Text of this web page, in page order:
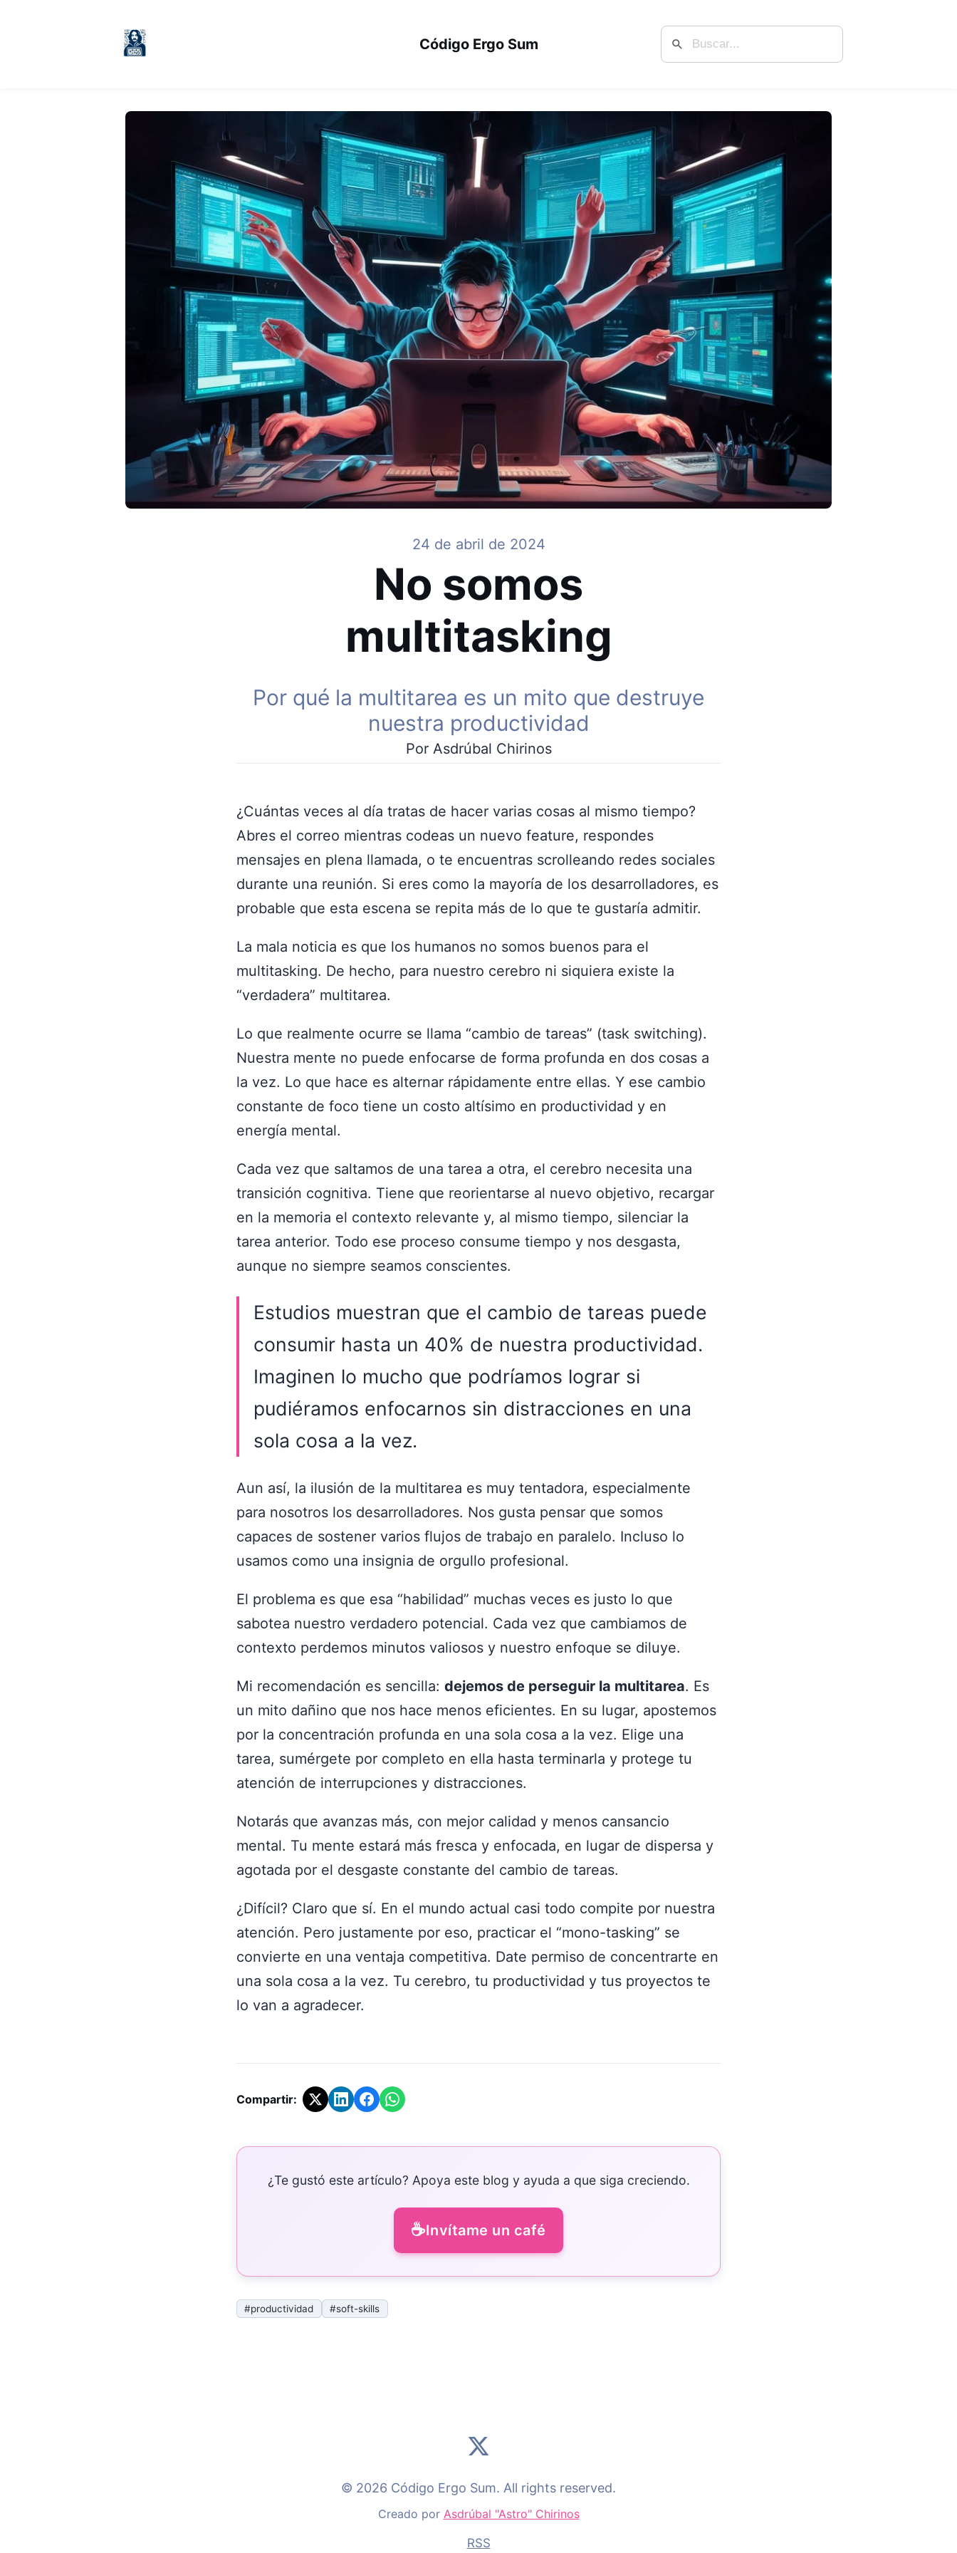
Código Ergo Sum
24 de abril de 2024
No somos
multitasking
Por qué la multitarea es un mito que destruye
nuestra productividad
Por Asdrúbal Chirinos
¿Cuántas veces al día tratas de hacer varias cosas al mismo tiempo?
Abres el correo mientras codeas un nuevo feature, respondes
mensajes en plena llamada, o te encuentras scrolleando redes sociales
durante una reunión. Si eres como la mayoría de los desarrolladores, es
probable que esta escena se repita más de lo que te gustaría admitir.
La mala noticia es que los humanos no somos buenos para el
multitasking. De hecho, para nuestro cerebro ni siquiera existe la
“verdadera” multitarea.
Lo que realmente ocurre se llama “cambio de tareas” (task switching).
Nuestra mente no puede enfocarse de forma profunda en dos cosas a
la vez. Lo que hace es alternar rápidamente entre ellas. Y ese cambio
constante de foco tiene un costo altísimo en productividad y en
energía mental.
Cada vez que saltamos de una tarea a otra, el cerebro necesita una
transición cognitiva. Tiene que reorientarse al nuevo objetivo, recargar
en la memoria el contexto relevante y, al mismo tiempo, silenciar la
tarea anterior. Todo ese proceso consume tiempo y nos desgasta,
aunque no siempre seamos conscientes.
Estudios muestran que el cambio de tareas puede
consumir hasta un 40% de nuestra productividad.
Imaginen lo mucho que podríamos lograr si
pudiéramos enfocarnos sin distracciones en una
sola cosa a la vez.
Aun así, la ilusión de la multitarea es muy tentadora, especialmente
para nosotros los desarrolladores. Nos gusta pensar que somos
capaces de sostener varios flujos de trabajo en paralelo. Incluso lo
usamos como una insignia de orgullo profesional.
El problema es que esa “habilidad” muchas veces es justo lo que
sabotea nuestro verdadero potencial. Cada vez que cambiamos de
contexto perdemos minutos valiosos y nuestro enfoque se diluye.
Mi recomendación es sencilla: dejemos de perseguir la multitarea. Es
un mito dañino que nos hace menos eficientes. En su lugar, apostemos
por la concentración profunda en una sola cosa a la vez. Elige una
tarea, sumérgete por completo en ella hasta terminarla y protege tu
atención de interrupciones y distracciones.
Notarás que avanzas más, con mejor calidad y menos cansancio
mental. Tu mente estará más fresca y enfocada, en lugar de dispersa y
agotada por el desgaste constante del cambio de tareas.
¿Difícil? Claro que sí. En el mundo actual casi todo compite por nuestra
atención. Pero justamente por eso, practicar el “mono-tasking” se
convierte en una ventaja competitiva. Date permiso de concentrarte en
una sola cosa a la vez. Tu cerebro, tu productividad y tus proyectos te
lo van a agradecer.
Compartir:
¿Te gustó este artículo? Apoya este blog y ayuda a que siga creciendo.
☕Invítame un café
#productividad #soft-skills
© 2026 Código Ergo Sum. All rights reserved.
Creado por Asdrúbal "Astro" Chirinos
RSS